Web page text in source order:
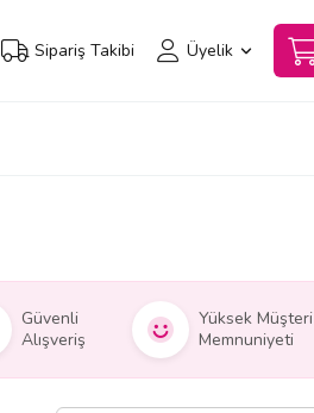
Sipariş Takibi Üyelik
Güvenli
Alışveriş
Yüksek Müşteri
Memnuniyeti